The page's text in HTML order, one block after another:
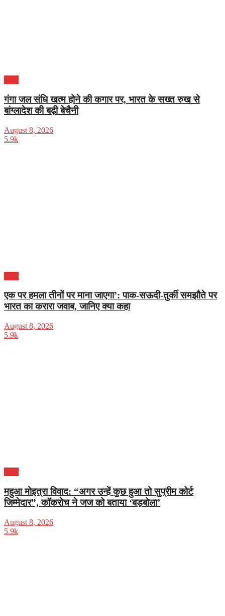
गंगा जल संधि खत्म होने की कगार पर, भारत के सख्त रुख से
बांग्लादेश की बढ़ी बेचैनी
August 8, 2026
5.9k
एक पर हमला तीनों पर माना जाएगा’: पाक-सऊदी-तुर्की समझौते पर
भारत का करारा जवाब, जानिए क्या कहा
August 8, 2026
5.9k
महुआ मोइत्रा विवाद: “अगर उन्हें कुछ हुआ तो सुप्रीम कोर्ट
जिम्मेदार”, कॉकरोच ने जज को बताया ‘बड़बोला’
August 8, 2026
5.9k